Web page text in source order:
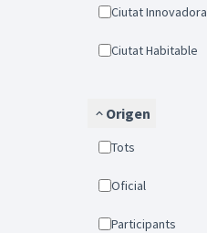
Ciutat Innovadora
Ciutat Habitable
Origen
Tots
Oficial
Participants